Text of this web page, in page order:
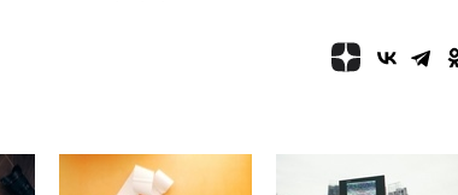
об учащении атак ВСУ на
Белгородскую область